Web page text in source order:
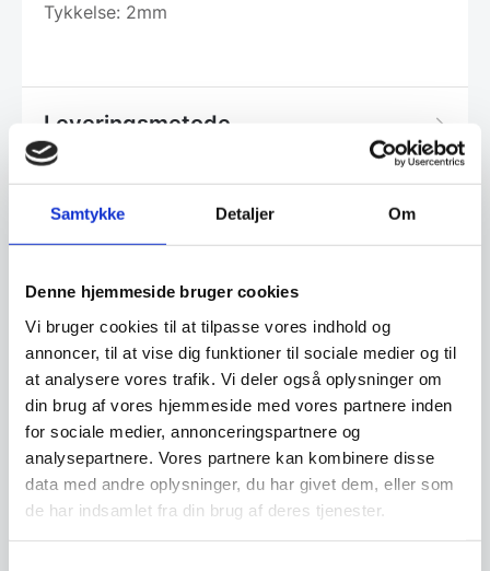
Samtykke Detaljer Om
Denne hjemmeside bruger cookies
Vi bruger cookies til at tilpasse vores indhold og
annoncer, til at vise dig funktioner til sociale medier og til
at analysere vores trafik. Vi deler også oplysninger om
din brug af vores hjemmeside med vores partnere inden
for sociale medier, annonceringspartnere og
analysepartnere. Vores partnere kan kombinere disse
data med andre oplysninger, du har givet dem, eller som
de har indsamlet fra din brug af deres tjenester.
Tykkelse: 2mm
Leveringsmetode
Har du spørgsmål til varen? Klik her
Vi prismatcher - Klik her
Relaterede varer
SPAR 68%